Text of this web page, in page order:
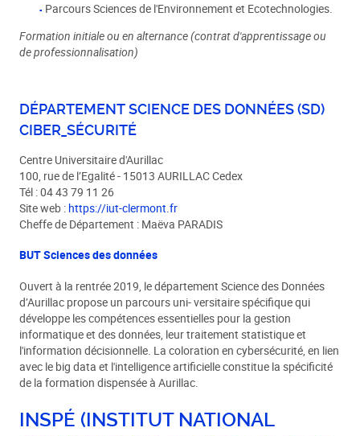
Parcours Sciences de l'Environnement et Ecotechnologies.
Formation initiale ou en alternance (contrat d'apprentissage ou
de professionnalisation)
DÉPARTEMENT SCIENCE DES DONNÉES (SD)
CIBER_SÉCURITÉ
Centre Universitaire d'Aurillac
100, rue de l’Egalité - 15013 AURILLAC Cedex
Tél : 04 43 79 11 26
Site web : https://iut-clermont.fr
Cheffe de Département : Maëva PARADIS
BUT Sciences des données
Ouvert à la rentrée 2019, le département Science des Données
d’Aurillac propose un parcours uni- versitaire spécifique qui
développe les compétences essentielles pour la gestion
informatique et des données, leur traitement statistique et
l'information décisionnelle. La coloration en cybersécurité, en lien
avec le big data et l'intelligence artificielle constitue la spécificité
de la formation dispensée à Aurillac.
INSPÉ (INSTITUT NATIONAL